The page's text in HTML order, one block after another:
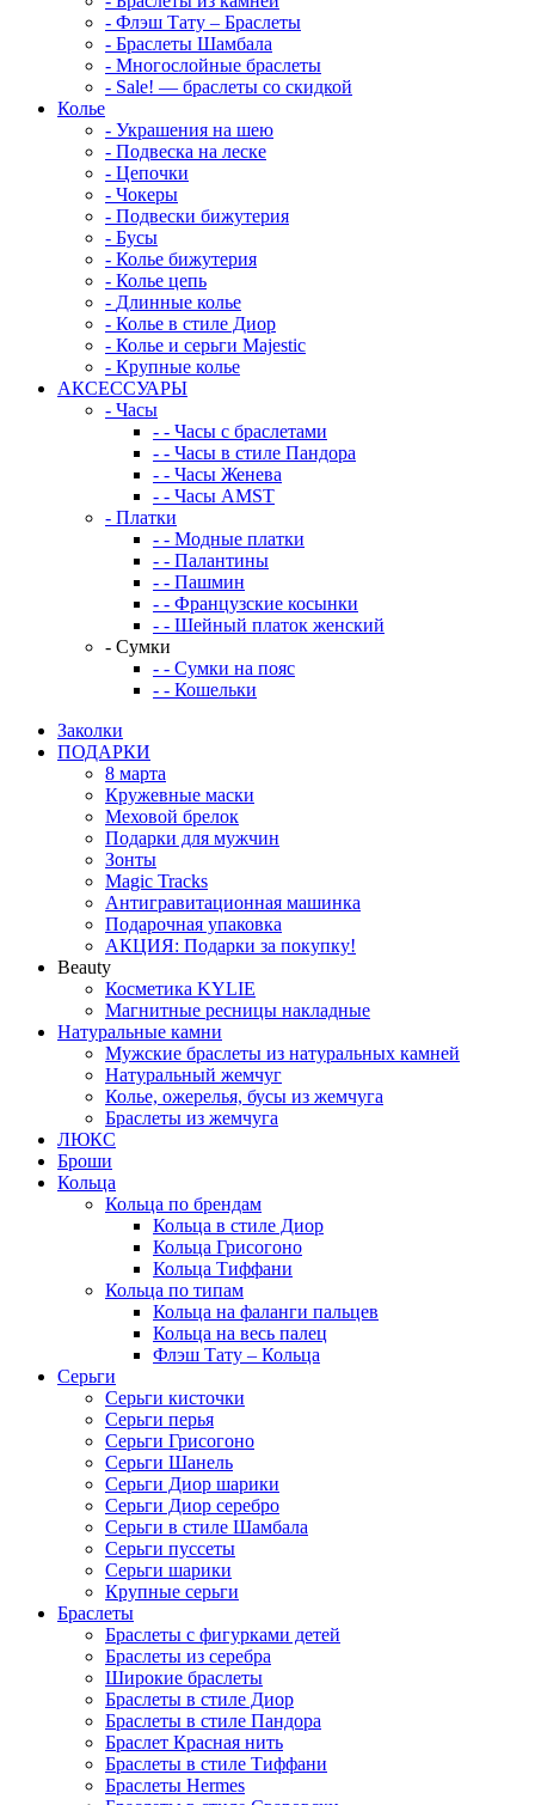
- Флэш Тату – Браслеты
- Браслеты Шамбала
- Многослойные браслеты
- Sale! — браслеты со скидкой
Колье
- Украшения на шею
- Подвеска на леске
- Цепочки
- Чокеры
- Подвески бижутерия
- Бусы
- Колье бижутерия
- Колье цепь
- Длинные колье
- Колье в стиле Диор
- Колье и серьги Majestic
- Крупные колье
АКСЕССУАРЫ
- Часы
- - Часы с браслетами
- - Часы в стиле Пандора
- - Часы Женева
- - Часы AMST
- Платки
- - Модные платки
- - Палантины
- - Пашмин
- - Французские косынки
- - Шейный платок женский
- Сумки
- - Сумки на пояс
- - Кошельки
Заколки
ПОДАРКИ
8 марта
Кружевные маски
Меховой брелок
Подарки для мужчин
Зонты
Magic Tracks
Антигравитационная машинка
Подарочная упаковка
АКЦИЯ: Подарки за покупку!
Beauty
Косметика KYLIE
Магнитные ресницы накладные
Натуральные камни
Мужские браслеты из натуральных камней
Натуральный жемчуг
Колье, ожерелья, бусы из жемчуга
Браслеты из жемчуга
ЛЮКС
Броши
Кольца
Кольца по брендам
Кольца в стиле Диор
Кольца Грисогоно
Кольца Тиффани
Кольца по типам
Кольца на фаланги пальцев
Кольца на весь палец
Флэш Тату – Кольца
Серьги
Серьги кисточки
Серьги перья
Серьги Грисогоно
Серьги Шанель
Серьги Диор шарики
Серьги Диор серебро
Серьги в стиле Шамбала
Серьги пуссеты
Серьги шарики
Крупные серьги
Браслеты
Браслеты с фигурками детей
Браслеты из серебра
Широкие браслеты
Браслеты в стиле Диор
Браслеты в стиле Пандора
Браслет Красная нить
Браслеты в стиле Тиффани
Браслеты Hermes